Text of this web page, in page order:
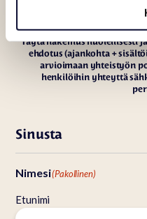
Kiitos kiinnostuksestasi
täyttämään tämän
yhteistyöehdotuksen
Täytä hakemus huolellisesti
ehdotus (ajankohta +
arvioimaan yhteistyön
henkilöihin yhteyttä
Sinusta
Nimesi(Pakollinen)
Etunimi